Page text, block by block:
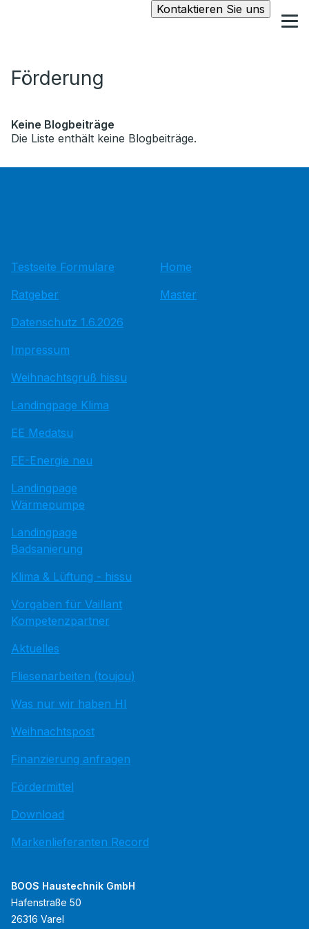
Kontaktieren Sie uns
Förderung
Keine Blogbeiträge
Die Liste enthält keine Blogbeiträge.
Testseite Formulare
Ratgeber
Datenschutz 1.6.2026
Impressum
Weihnachtsgruß hissu
Landingpage Klima
EE Medatsu
EE-Energie neu
Landingpage
Wärmepumpe
Landingpage
Badsanierung
Klima & Lüftung - hissu
Vorgaben für Vaillant
Kompetenzpartner
Aktuelles
Fliesenarbeiten (toujou)
Was nur wir haben HI
Weihnachtspost
Finanzierung anfragen
Fördermittel
Download
Markenlieferanten Record
Home
Master
BOOS Haustechnik GmbH
Hafenstraße 50
26316 Varel